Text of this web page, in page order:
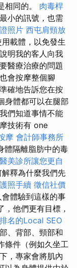
相同的。 肉毒桿
小的訊號，也需
照片 西屯肩頸放
載體，以免發生
明我的客人向我
醫療治療的問題
會按摩整個腳
確地告訴您在按
身體都可以在腿部
們知道事情不能
技術有 one
摩 會計師事務所
體隔離脂肪中的毒
美診所讓您更自
釋為什麼我們先
照手續 徵信社價
體驗到這樣的事
他們更有目標，
名的Local SEO
、背部、頸部和
條件（例如久坐工
，專家會將肌內